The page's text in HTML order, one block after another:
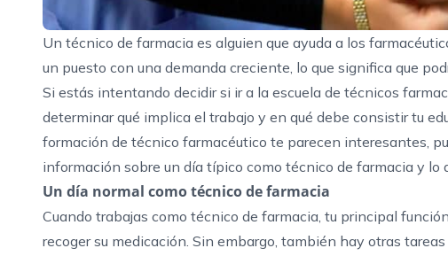
Un técnico de farmacia es alguien que ayuda a los
un puesto con una demanda creciente, lo que significa que
Si estás intentando decidir si ir a la escuela de técnicos
determinar qué implica el trabajo y en qué debe consistir tu
formación de técnico farmacéutico te parecen interesantes,
información sobre un día típico como técnico de farmacia y lo
Un día normal como técnico de farmacia
Cuando trabajas como técnico de farmacia, tu principal
recoger su medicación. Sin embargo, también hay otras